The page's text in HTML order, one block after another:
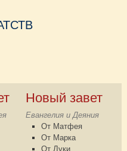
Новый завет
Евангелия и Деяния
От Матфея
От Марка
От Луки